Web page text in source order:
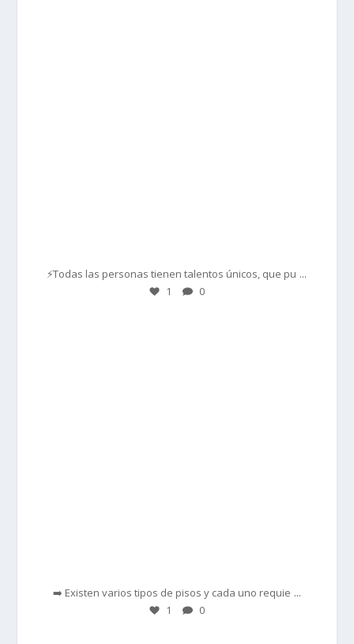
⚡Todas las personas tienen talentos únicos, que pu ...
1 0
➡️ Existen varios tipos de pisos y cada uno requie ...
1 0